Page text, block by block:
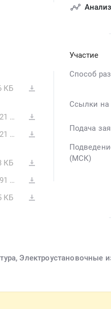
КБ
1.21 МБ
1.21 МБ
КБ
2.91 МБ
КБ
Участие
Способ
Ссылки на
Подача
(МСК)